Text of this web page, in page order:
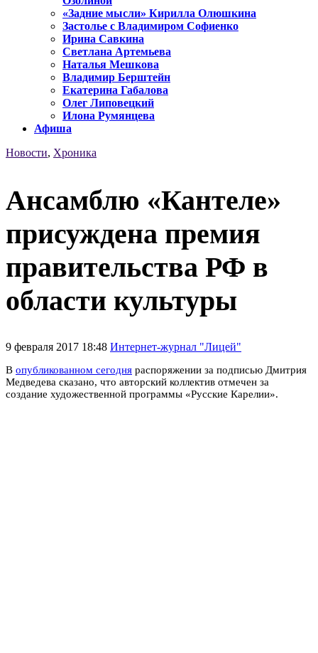
«Задние мысли» Кирилла Олюшкина
Застолье с Владимиром Софиенко
Ирина Савкина
Светлана Артемьева
Наталья Мешкова
Владимир Берштейн
Екатерина Габалова
Олег Липовецкий
Илона Румянцева
Афиша
Новости, Хроника
Ансамблю «Кантеле»
присуждена премия
правительства РФ в
области культуры
9 февраля 2017 18:48 Интернет-журнал "Лицей"
В опубликованном сегодня распоряжении за подписью Дмитрия
Медведева сказано, что авторский коллектив отмечен за
создание художественной программы «Русские Карелии».